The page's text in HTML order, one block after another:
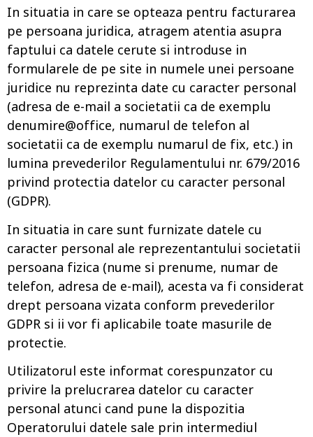
In situatia in care se opteaza pentru facturarea
pe persoana juridica, atragem atentia asupra
faptului ca datele cerute si introduse in
formularele de pe site in numele unei persoane
juridice nu reprezinta date cu caracter personal
(adresa de e-mail a societatii ca de exemplu
denumire@office, numarul de telefon al
societatii ca de exemplu numarul de fix, etc.) in
lumina prevederilor Regulamentului nr. 679/2016
privind protectia datelor cu caracter personal
(GDPR).
In situatia in care sunt furnizate datele cu
caracter personal ale reprezentantului societatii
persoana fizica (nume si prenume, numar de
telefon, adresa de e-mail), acesta va fi considerat
drept persoana vizata conform prevederilor
GDPR si ii vor fi aplicabile toate masurile de
protectie.
Utilizatorul este informat corespunzator cu
privire la prelucrarea datelor cu caracter
personal atunci cand pune la dispozitia
Operatorului datele sale prin intermediul